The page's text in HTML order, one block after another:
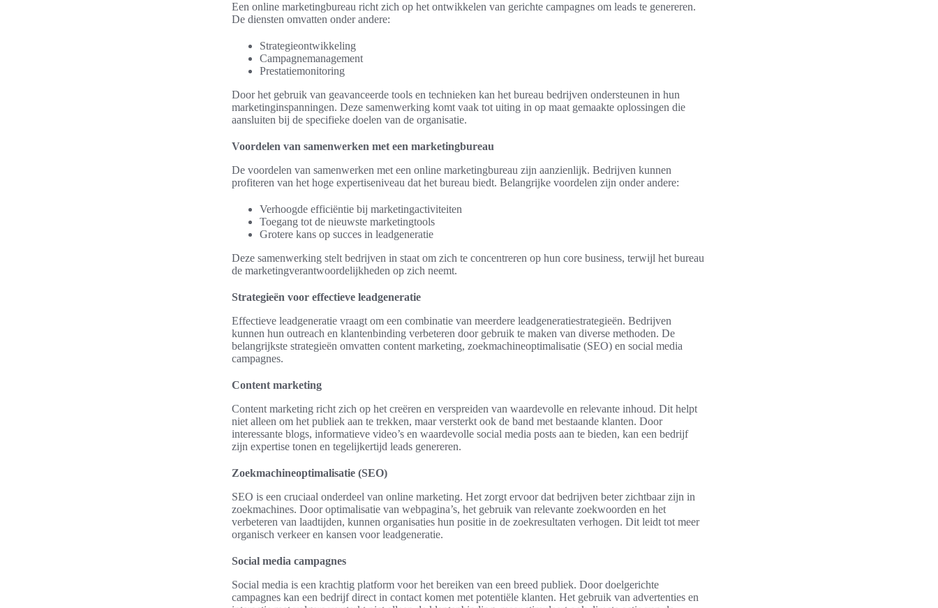
Een online marketingbureau richt zich op het ontwikkelen van gerichte campagnes om leads te genereren.
De diensten omvatten onder andere:
Strategieontwikkeling
Campagnemanagement
Prestatiemonitoring
Door het gebruik van geavanceerde tools en technieken kan het bureau bedrijven ondersteunen in hun
marketinginspanningen. Deze samenwerking komt vaak tot uiting in op maat gemaakte oplossingen die
aansluiten bij de specifieke doelen van de organisatie.
Voordelen van samenwerken met een marketingbureau
De voordelen van samenwerken met een online marketingbureau zijn aanzienlijk. Bedrijven kunnen
profiteren van het hoge expertiseniveau dat het bureau biedt. Belangrijke voordelen zijn onder andere:
Verhoogde efficiëntie bij marketingactiviteiten
Toegang tot de nieuwste marketingtools
Grotere kans op succes in leadgeneratie
Deze samenwerking stelt bedrijven in staat om zich te concentreren op hun core business, terwijl het bureau
de marketingverantwoordelijkheden op zich neemt.
Strategieën voor effectieve leadgeneratie
Effectieve leadgeneratie vraagt om een combinatie van meerdere leadgeneratiestrategieën. Bedrijven
kunnen hun outreach en klantenbinding verbeteren door gebruik te maken van diverse methoden. De
belangrijkste strategieën omvatten content marketing, zoekmachineoptimalisatie (SEO) en social media
campagnes.
Content marketing
Content marketing richt zich op het creëren en verspreiden van waardevolle en relevante inhoud. Dit helpt
niet alleen om het publiek aan te trekken, maar versterkt ook de band met bestaande klanten. Door
interessante blogs, informatieve video’s en waardevolle social media posts aan te bieden, kan een bedrijf
zijn expertise tonen en tegelijkertijd leads genereren.
Zoekmachineoptimalisatie (SEO)
SEO is een cruciaal onderdeel van online marketing. Het zorgt ervoor dat bedrijven beter zichtbaar zijn in
zoekmachines. Door optimalisatie van webpagina’s, het gebruik van relevante zoekwoorden en het
verbeteren van laadtijden, kunnen organisaties hun positie in de zoekresultaten verhogen. Dit leidt tot meer
organisch verkeer en kansen voor leadgeneratie.
Social media campagnes
Social media is een krachtig platform voor het bereiken van een breed publiek. Door doelgerichte
campagnes kan een bedrijf direct in contact komen met potentiële klanten. Het gebruik van advertenties en